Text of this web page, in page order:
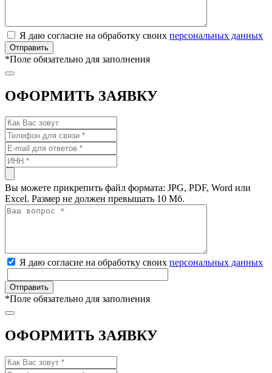
Я даю согласие на обработку своих персональных данных
*Поле обязательно для заполнения
ОФОРМИТЬ ЗАЯВКУ
Вы можете прикрепить файл формата: JPG, PDF, Word или
Excel. Размер не должен превышать 10 Мб.
Я даю согласие на обработку своих персональных данных
*Поле обязательно для заполнения
ОФОРМИТЬ ЗАЯВКУ